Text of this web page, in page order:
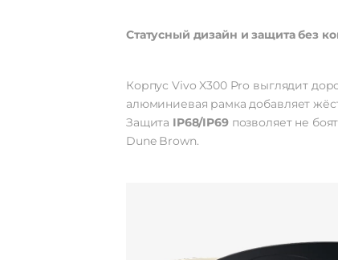
Статусный дизайн и защита без
Корпус Vivo X300 Pro выглядит
алюминиевая рамка добавляет
Защита IP68/IP69позволяет не
Dune Brown.